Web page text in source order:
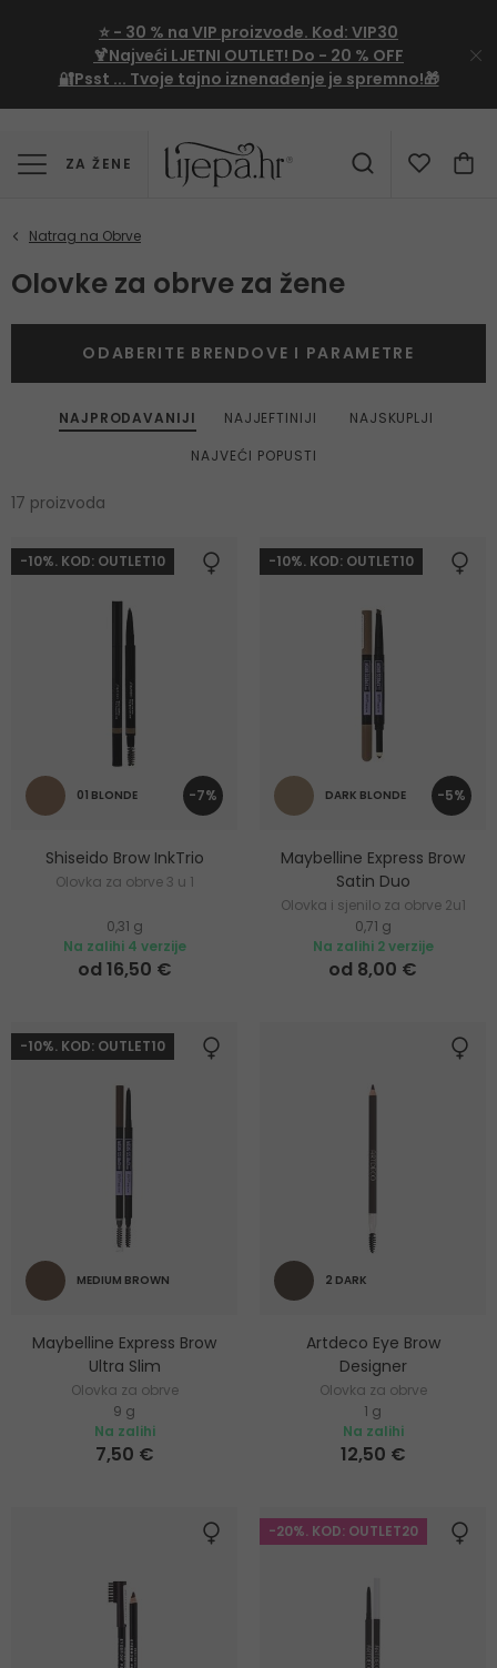
⭐ - 30 % na VIP proizvode. Kod: VIP30
🍹Najveći LJETNI OUTLET! Do - 20 % OFF
🔐Psst ... Tvoje tajno iznenađenje je spremno!🎁
ZA ŽENE
Olovke za obrve za žene
NAJPRODAVANIJI NAJJEFTINIJI
NAJSKUPLJI
NAJVEĆI POPUSTI
17 proizvoda
ODABERITE BRENDOVE I PARAMETRE
-10%. KOD: OUTLET10
-7%
01 BLONDE
Shiseido Brow InkTrio
Olovka za obrve 3 u 1
0,31 g
Na zalihi 4 verzije
od 16,50 €
-10%. KOD: OUTLET10
-5%
DARK BLONDE
Maybelline Express Brow
Satin Duo
Olovka i sjenilo za obrve 2u1
0,71 g
Na zalihi 2 verzije
od 8,00 €
-10%. KOD: OUTLET10
MEDIUM BROWN
Maybelline Express Brow
Ultra Slim
Olovka za obrve
9 g
Na zalihi
7,50 €
2 DARK
Artdeco Eye Brow
Designer
Olovka za obrve
1 g
Na zalihi
12,50 €
-20%. KOD: OUTLET20